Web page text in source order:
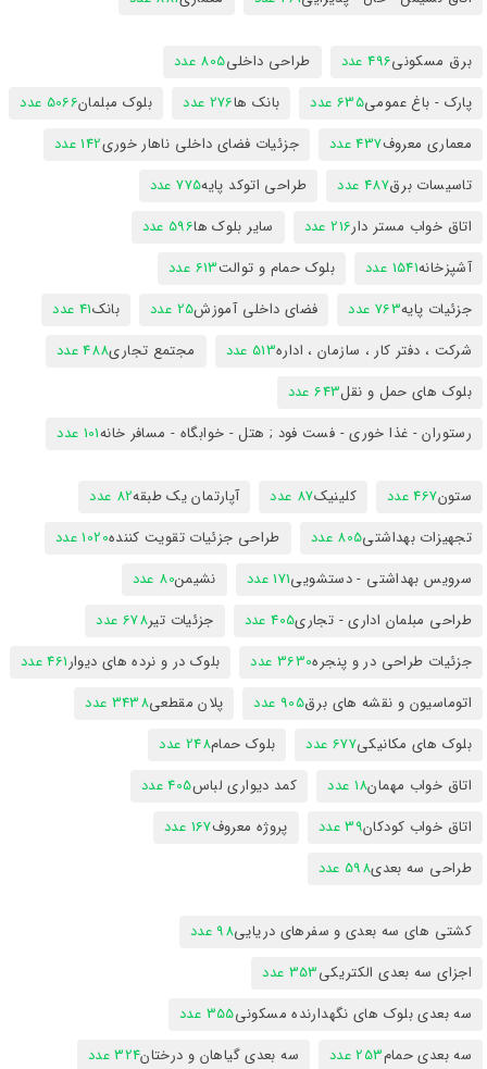
برق مسکونی496 عدد طراحی داخلی805 عدد
پارک - باغ عمومی635 عدد بانک ها276 عدد بلوک مبلمان5066 عدد
معماری معروف437 عدد جزئیات فضای داخلی ناهار خوری142 عدد
تاسیسات برق487 عدد طراحی اتوکد پایه775 عدد
اتاق خواب مستر دار216 عدد سایر بلوک ها596 عدد
آشپزخانه1541 عدد بلوک حمام و توالت613 عدد
جزئیات پایه763 عدد فضای داخلی آموزش25 عدد بانک41 عدد
شرکت ، دفتر کار ، سازمان ، اداره513 عدد مجتمع تجاری488 عدد
بلوک های حمل و نقل643 عدد
رستوران - غذا خوری - فست فود ; هتل - خوابگاه - مسافر خانه101 عدد
ستون467 عدد کلینیک87 عدد آپارتمان یک طبقه82 عدد
تجهیزات بهداشتی805 عدد طراحی جزئیات تقویت کننده1020 عدد
سرویس بهداشتی - دستشویی171 عدد نشیمن80 عدد
طراحی مبلمان اداری - تجاری405 عدد جزئیات تیر678 عدد
جزئیات طراحی در و پنجره3630 عدد بلوک در و نرده های دیوار461 عدد
اتوماسیون و نقشه های برق905 عدد پلان مقطعی3438 عدد
بلوک های مکانیکی677 عدد بلوک حمام248 عدد
اتاق خواب مهمان18 عدد کمد دیواری لباس405 عدد
اتاق خواب کودکان39 عدد پروژه معروف167 عدد
طراحی سه بعدی598 عدد
کشتی های سه بعدی و سفرهای دریایی98 عدد
اجزای سه بعدی الکتریکی353 عدد
سه بعدی بلوک های نگهدارنده مسکونی355 عدد
سه بعدی حمام253 عدد سه بعدی گیاهان و درختان324 عدد